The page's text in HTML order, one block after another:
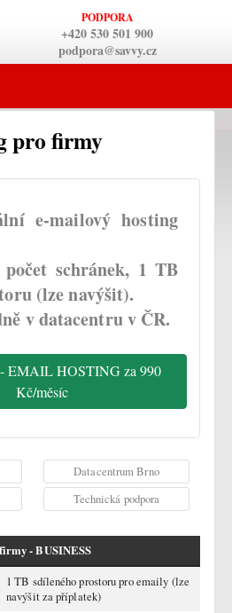
PODPORA
+420 530 501 900
podpora@savvy.cz
pro firmy
e-mailový hosting
počet schránek, 1 TB
(lze navýšit).
v datacentru v ČR.
EMAIL HOSTING za 990
Kč/měsíc
Datacentrum Brno
Technická podpora
- BUSINESS
1 TB sdíleného prostoru pro emaily (lze
navýšit za příplatek)